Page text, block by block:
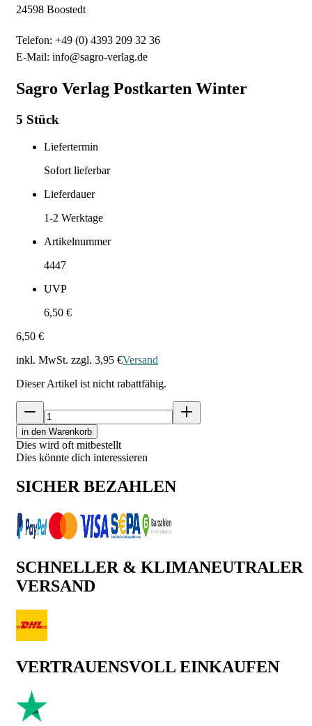
24598 Boostedt
Telefon: +49 (0) 4393 209 32 36
E-Mail: info@sagro-verlag.de
Sagro Verlag Postkarten Winter
5 Stück
Liefertermin
Sofort lieferbar
Lieferdauer
1-2 Werktage
Artikelnummer
4447
UVP
6,50 €
6,50 €
inkl. MwSt. zzgl. 3,95 €Versand
Dieser Artikel ist nicht rabattfähig.
in den Warenkorb
Dies wird oft mitbestellt
Dies könnte dich interessieren
SICHER BEZAHLEN
SCHNELLER & KLIMANEUTRALER
VERSAND
VERTRAUENSVOLL EINKAUFEN